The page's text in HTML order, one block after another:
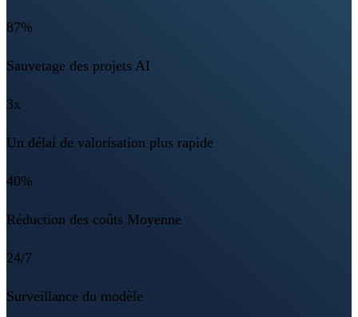
87%
Sauvetage des projets AI
3x
Un délai de valorisation plus rapide
40%
Réduction des coûts Moyenne
24/7
Surveillance du modèle